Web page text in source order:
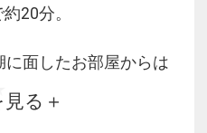
約20分。
面したお部屋からは
る